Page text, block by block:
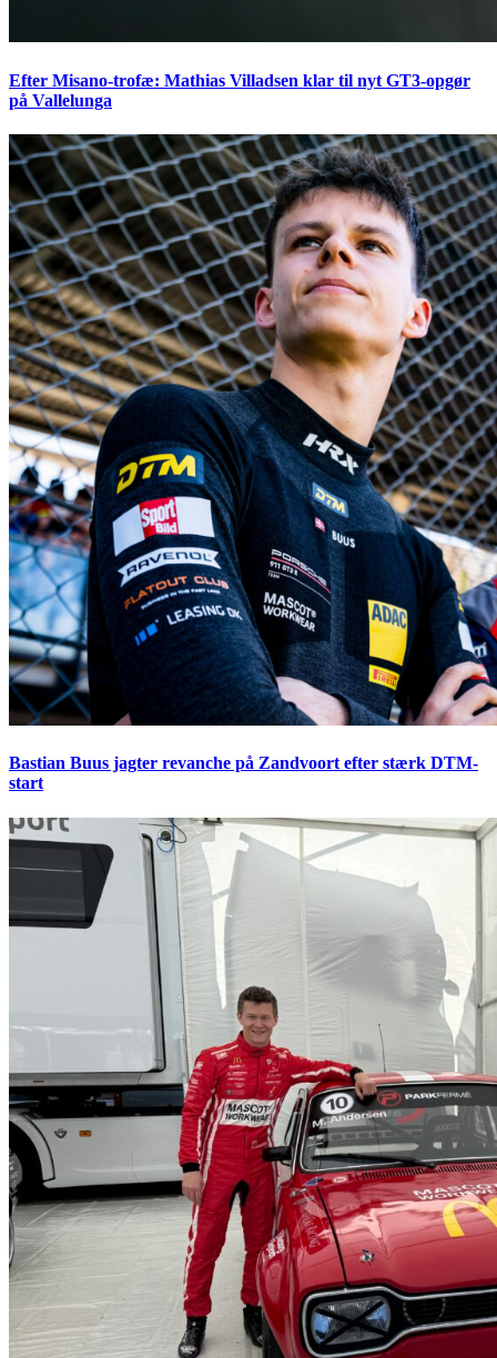
Efter Misano-trofæ: Mathias Villadsen klar til nyt GT3-opgør
på Vallelunga
Bastian Buus jagter revanche på Zandvoort efter stærk DTM-
start